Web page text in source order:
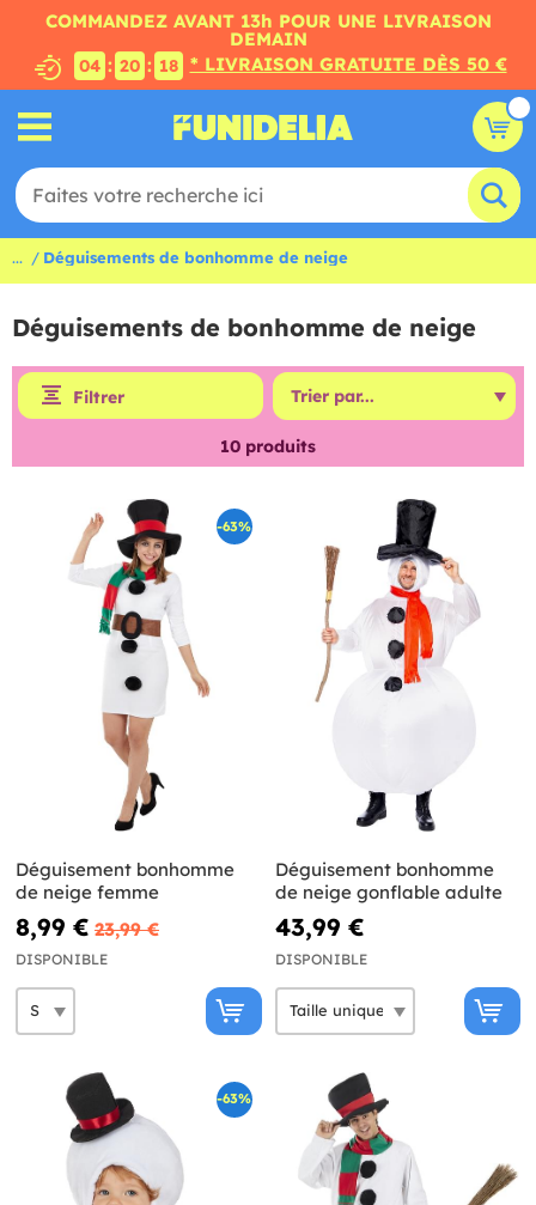
COMMANDEZ AVANT 13h POUR UNE LIVRAISON
DEMAIN
04 : 20 : 17 * LIVRAISON GRATUITE DÈS 50 €
... Déguisements de bonhomme de neige
Déguisements de bonhomme de neige
Filtrer
10 produits
-63%
Déguisement bonhomme
de neige femme
8,99 € 23,99 €
DISPONIBLE
Déguisement bonhomme
de neige gonflable adulte
43,99 €
DISPONIBLE
-63%